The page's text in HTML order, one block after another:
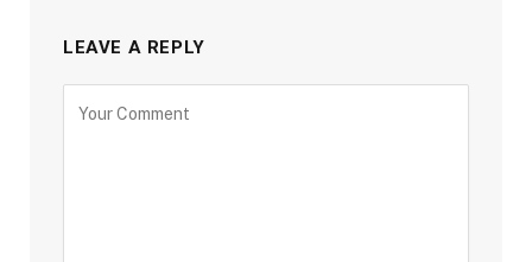
LEAVE A REPLY